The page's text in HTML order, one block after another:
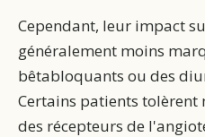
Cependant, leur impact
généralement moins
bêtabloquants ou des
Certains patients tolèrent
des récepteurs de